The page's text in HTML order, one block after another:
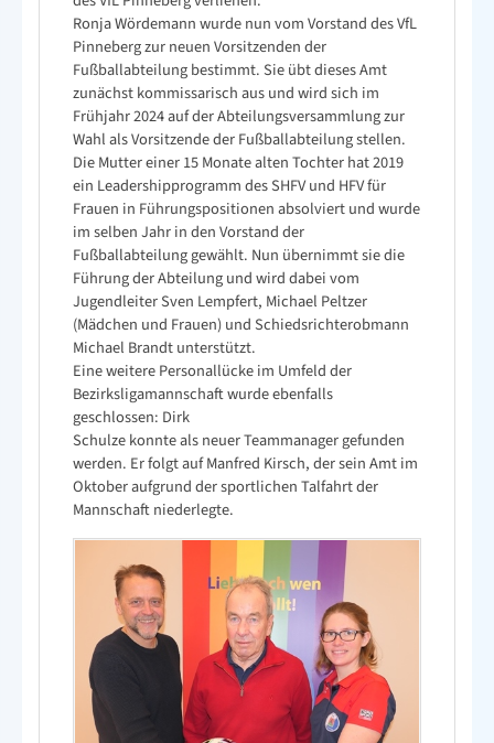
Ronja Wördemann wurde nun vom Vorstand des VfL
Pinneberg zur neuen Vorsitzenden der
Fußballabteilung bestimmt. Sie übt dieses Amt
zunächst kommissarisch aus und wird sich im
Frühjahr 2024 auf der Abteilungsversammlung zur
Wahl als Vorsitzende der Fußballabteilung stellen.
Die Mutter einer 15 Monate alten Tochter hat 2019
ein Leadershipprogramm des SHFV und HFV für
Frauen in Führungspositionen absolviert und wurde
im selben Jahr in den Vorstand der
Fußballabteilung gewählt. Nun übernimmt sie die
Führung der Abteilung und wird dabei vom
Jugendleiter Sven Lempfert, Michael Peltzer
(Mädchen und Frauen) und Schiedsrichterobmann
Michael Brandt unterstützt.
Eine weitere Personallücke im Umfeld der
Bezirksligamannschaft wurde ebenfalls
geschlossen: Dirk
Schulze konnte als neuer Teammanager gefunden
werden. Er folgt auf Manfred Kirsch, der sein Amt im
Oktober aufgrund der sportlichen Talfahrt der
Mannschaft niederlegte.